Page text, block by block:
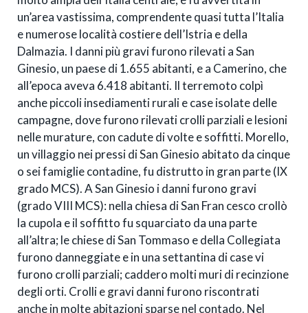
un’area vastissima, comprendente quasi tutta l’Italia
e numerose località costiere dell’Istria e della
Dalmazia. I danni più gravi furono rilevati a San
Ginesio, un paese di 1.655 abitanti, e a Camerino, che
all’epoca aveva 6.418 abitanti. Il terremoto colpì
anche piccoli insediamenti rurali e case isolate delle
campagne, dove furono rilevati crolli parziali e lesioni
nelle murature, con cadute di volte e soffitti. Morello,
un villaggio nei pressi di San Ginesio abitato da cinque
o sei famiglie contadine, fu distrutto in gran parte (IX
grado MCS). A San Ginesio i danni furono gravi
(grado VIII MCS): nella chiesa di San Fran cesco crollò
la cupola e il soffitto fu squarciato da una parte
all’altra; le chiese di San Tommaso e della Collegiata
furono danneggiate e in una settantina di case vi
furono crolli parziali; caddero molti muri di recinzione
degli orti. Crolli e gravi danni furono riscontrati
anche in molte abitazioni sparse nel contado. Nel